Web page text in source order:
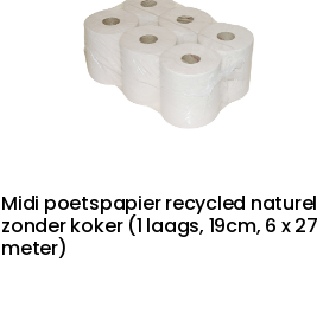
Midi poetspapier recycled naturel
zonder koker (1 laags, 19cm, 6 x
meter)